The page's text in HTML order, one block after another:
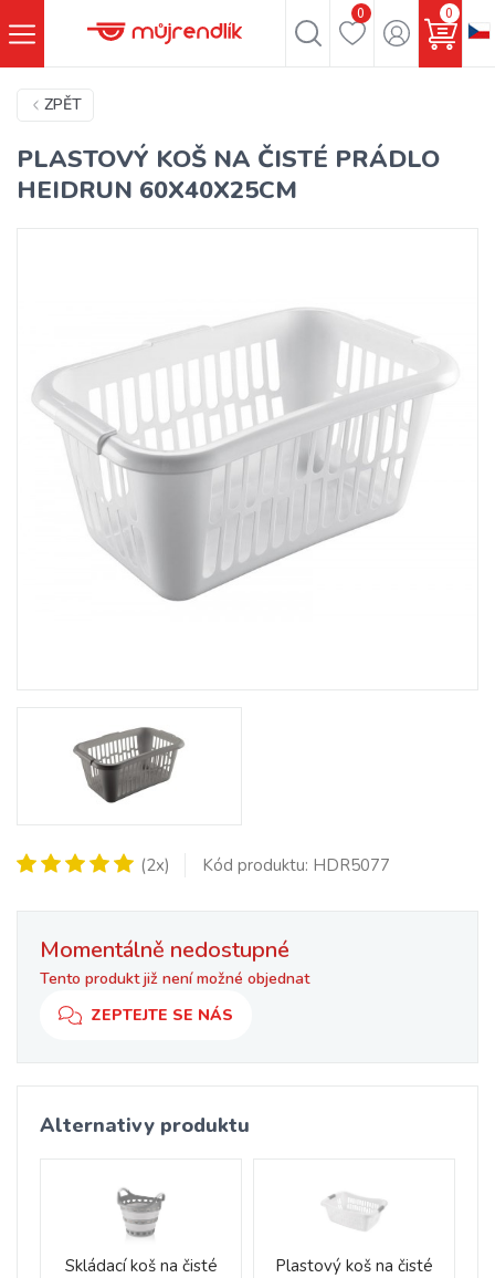
0 0
ZPĚT
PLASTOVÝ KOŠ NA ČISTÉ PRÁDLO
HEIDRUN 60X40X25CM
(2x) Kód produktu: HDR5077
Momentálně nedostupné
Tento produkt již není možné objednat
ZEPTEJTE SE NÁS
Alternativy produktu
Skládací koš na čisté
Plastový koš na čisté